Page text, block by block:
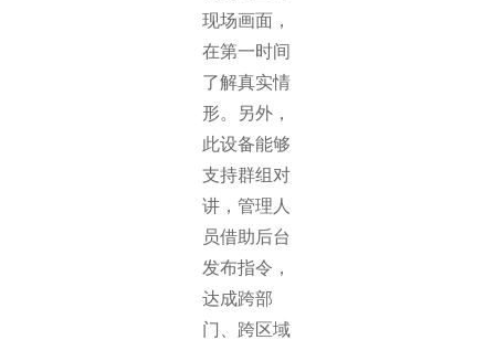
现场画面，
在第一时间
了解真实情
形。另外，
此设备能够
支持群组对
讲，管理人
员借助后台
发布指令，
达成跨部
门、跨区域